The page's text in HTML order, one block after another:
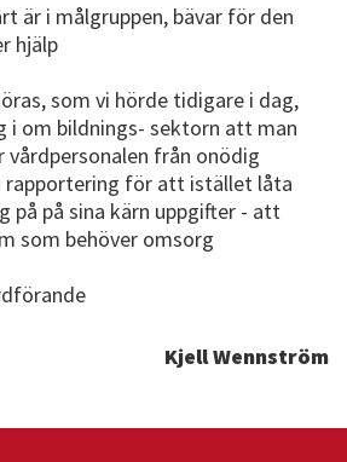
är i målgruppen, bävar för den
hjälp
som vi hörde tidigare i dag,
i om bildnings- sektorn att man
vårdpersonalen från onödig
rapportering för att istället låta
på på sina kärn uppgifter - att
som behöver omsorg
Kjell Wennström